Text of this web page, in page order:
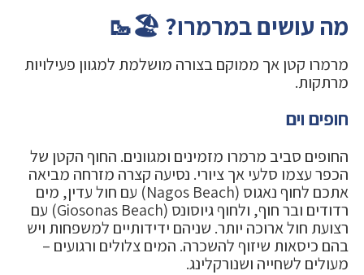
מה עושים במרמרו? 🏖️🥾
מרמרו קטן אך ממוקם בצורה מושלמת למגוון פעילויות
מרתקות.
חופים וים
החופים סביב מרמרו מזמינים ומגוונים. החוף הקטן של
הכפר עצמו סלעי אך ציורי. נסיעה קצרה מזרחה מביאה
אתכם לחוף נאגוס (Nagos Beach) עם חול עדין, מים
רדודים ובר חוף, ולחוף גיוסונס (Giosonas Beach) עם
רצועת חול ארוכה יותר. שניהם ידידותיים למשפחות ויש
בהם כיסאות שיזוף להשכרה. המים צלולים ורגועים –
מעולים לשחייה ושנורקלינג.